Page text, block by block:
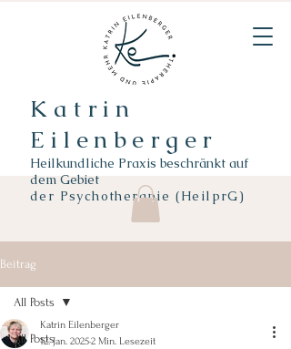
Katrin
Eilenberger
Heilkundliche Praxis beschränkt auf
dem Gebiet
der Psychotherapie (HeilprG)
Beitrag
All Posts
All Posts
Katrin Eilenberger
12. Jan. 20252 Min. Lesezeit